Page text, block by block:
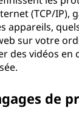
(TCP/IP),
appareils,
sur votre
des vidéos en
de